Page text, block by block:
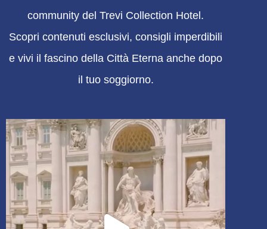
community del Trevi Collection Hotel.
Scopri contenuti esclusivi, consigli imperdibili
e vivi il fascino della Città Eterna anche dopo
il tuo soggiorno.